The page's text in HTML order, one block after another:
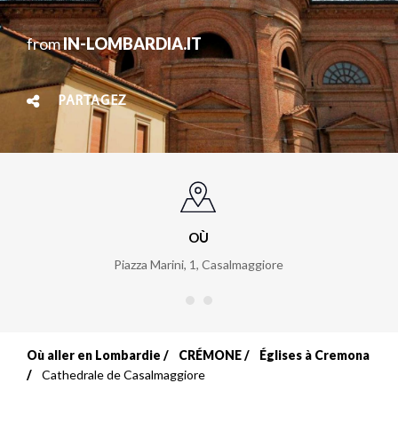
fromIN-LOMBARDIA.IT
PARTAGEZ
OÙ
Piazza Marini, 1, Casalmaggiore
Fil
Où aller en Lombardie CRÉMONE
Églises à Cremona
Cathedrale de Casalmaggiore